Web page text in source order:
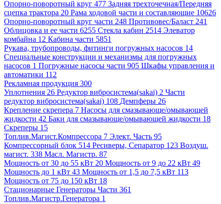
Опорно-поворотный круг 477 Задняя трехточечная/Передняя
сцепка трактора 20 Рама ходовой части и составляющие 10626
Опорно-поворотный круг части 248 Противовес/Баласт 241
Облицовка и ее части 6255 Стекла кабин 2514 Элеватор
комбайна 12 Кабина части 5851
Рукава, трубопроводы, фитинги погружных насосов 14
Специальные конструкции и механизмы для погружных
насосов 1 Погружные насосы части 905 Шкафы управления и
автоматики 112
Рекламная продукция 300
Уплотнения 26 Редуктор вибросистема(sakai) 2 Части
редуктор вибросистема(sakai) 108 Демпферы 26
Крепление скрепера 7 Насосы для смазывающе/омывающей
жидкости 42 Баки для смазывающе/омывающей жидкости 18
Скреперы 15
Топлив.Магист.Компрессора 7 Элект. Часть 95
Компрессорный блок 514 Ресиверы, Сепаратор 123 Воздуш.
магист. 338 Масл. Магистр. 87
Мощность от 30 до 55 кВт 20 Мощность от 9 до 22 кВт 49
Мощность до 1 кВт 43 Мощность от 1,5 до 7,5 кВт 113
Мощность от 75 до 150 кВт 18
Стационарные Генераторы Части 361
Топлив.Магистр.Генератора 1